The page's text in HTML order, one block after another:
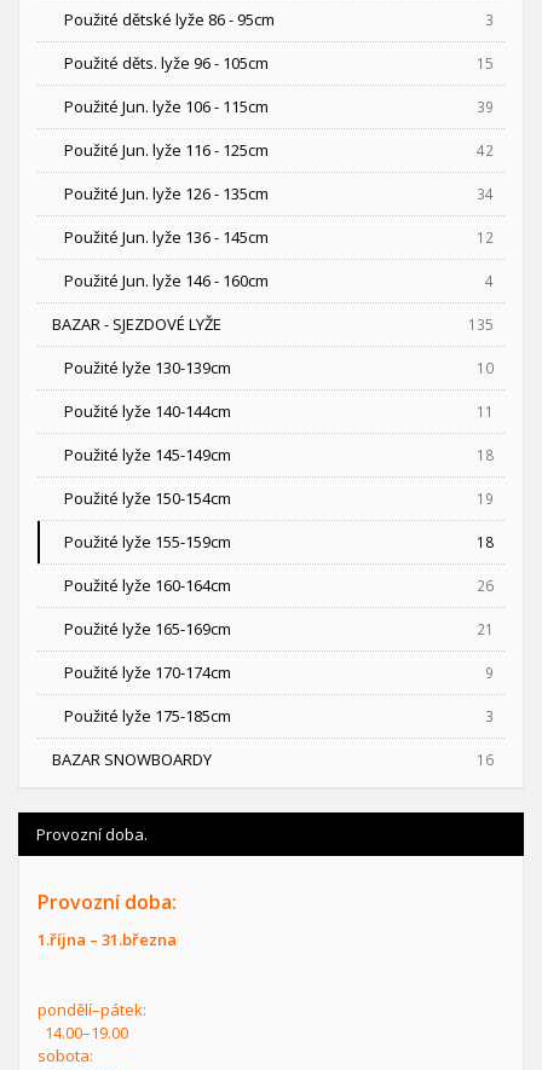
Použité dětské lyže 86 - 95cm 3
Použité děts. lyže 96 - 105cm 15
Použité Jun. lyže 106 - 115cm 39
Použité Jun. lyže 116 - 125cm 42
Použité Jun. lyže 126 - 135cm 34
Použité Jun. lyže 136 - 145cm 12
Použité Jun. lyže 146 - 160cm 4
BAZAR - SJEZDOVÉ LYŽE 135
Použité lyže 130-139cm 10
Použité lyže 140-144cm 11
Použité lyže 145-149cm 18
Použité lyže 150-154cm 19
Použité lyže 155-159cm 18
Použité lyže 160-164cm 26
Použité lyže 165-169cm 21
Použité lyže 170-174cm 9
Použité lyže 175-185cm 3
BAZAR SNOWBOARDY 16
Provozní doba.
Provozní doba:
1.října – 31.března
pondělí–pátek:
14.00–19.00
sobota: